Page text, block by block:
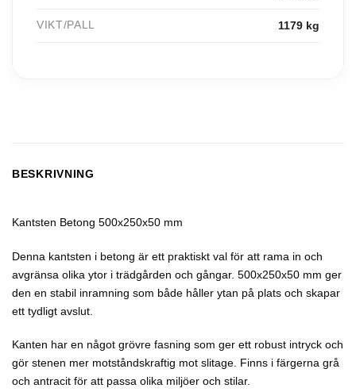
VIKT/PALL 1179 kg
BESKRIVNING
Kantsten Betong 500x250x50 mm
Denna kantsten i betong är ett praktiskt val för att rama in och
avgränsa olika ytor i trädgården och gångar. 500x250x50 mm ger
den en stabil inramning som både håller ytan på plats och skapar
ett tydligt avslut.
Kanten har en något grövre fasning som ger ett robust intryck och
gör stenen mer motståndskraftig mot slitage. Finns i färgerna grå
och antracit för att passa olika miljöer och stilar.